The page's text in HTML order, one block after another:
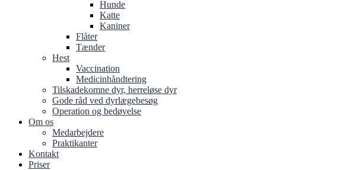
Hunde
Katte
Kaniner
Flåter
Tænder
Hest
Vaccination
Medicinhåndtering
Tilskadekomne dyr, herreløse dyr
Gode råd ved dyrlægebesøg
Operation og bedøvelse
Om os
Medarbejdere
Praktikanter
Kontakt
Priser